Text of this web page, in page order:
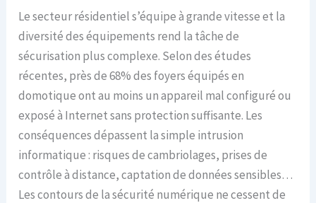
Le secteur résidentiel s’équipe à grande vitesse et la
diversité des équipements rend la tâche de
sécurisation plus complexe. Selon des études
récentes, près de 68% des foyers équipés en
domotique ont au moins un appareil mal configuré ou
exposé à Internet sans protection suffisante. Les
conséquences dépassent la simple intrusion
informatique : risques de cambriolages, prises de
contrôle à distance, captation de données sensibles…
Les contours de la sécurité numérique ne cessent de